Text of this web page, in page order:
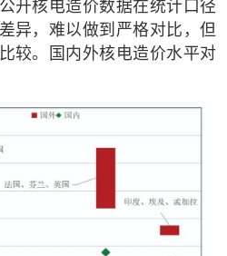
开核电造价数据在统计口径
异，难以做到严格对比，但
较。国内外核电造价水平对